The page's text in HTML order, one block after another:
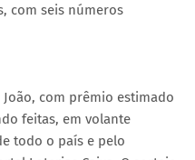
com seis números
João, com prêmio estimado
feitas, em volante
todo o país e pelo